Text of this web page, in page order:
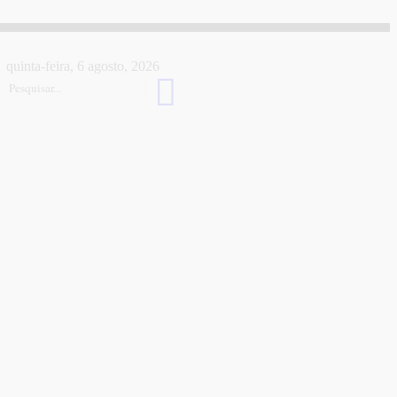
quinta-feira, 6 agosto, 2026